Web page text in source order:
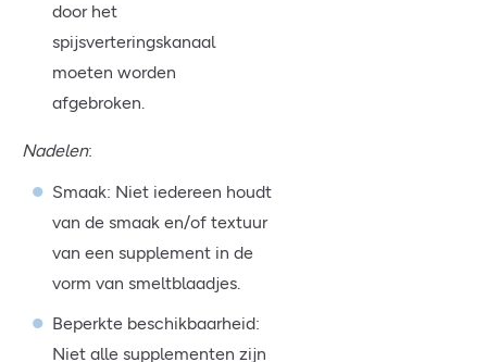
door het
spijsverteringskanaal
moeten worden
afgebroken.
Nadelen:
Smaak: Niet iedereen houdt
van de smaak en/of textuur
van een supplement in de
vorm van smeltblaadjes.
Beperkte beschikbaarheid:
Niet alle supplementen zijn